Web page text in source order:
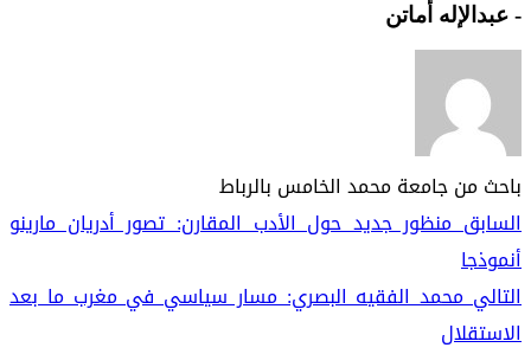
- عبدالإله أماتن
باحث من جامعة محمد الخامس بالرباط
السابقمنظور جديد حول الأدب المقارن: تصور أدريان مارينو
أنموذجا
التاليمحمد الفقيه البصري: مسار سياسي في مغرب ما بعد
الاستقلال